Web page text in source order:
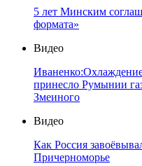
5 лет Минским
формата»
Видео
принесло Румынии
Змеиного
Видео
Как Россия
Причерноморье